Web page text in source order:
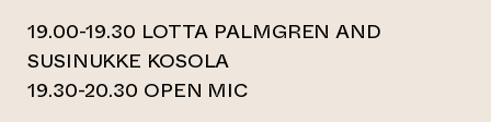
19.00-19.30 LOTTA PALMGREN AND
SUSINUKKE KOSOLA
19.30-20.30 OPEN MIC